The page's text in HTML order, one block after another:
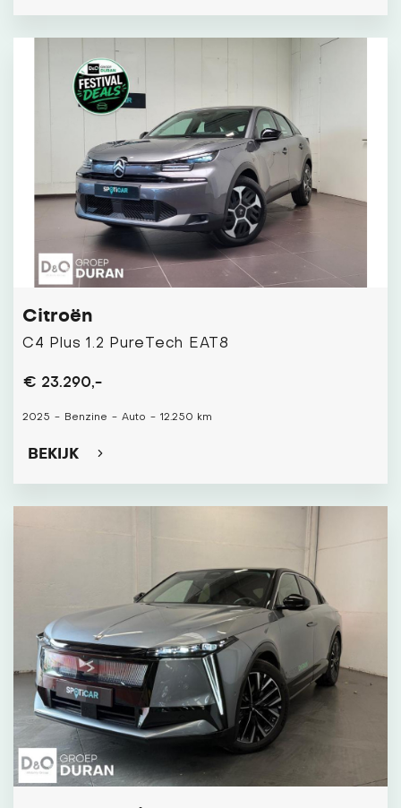
Citroën
C4 Plus 1.2 PureTech EAT8
€ 23.290,-
2025 - Benzine - Auto - 12.250 km
BEKIJK